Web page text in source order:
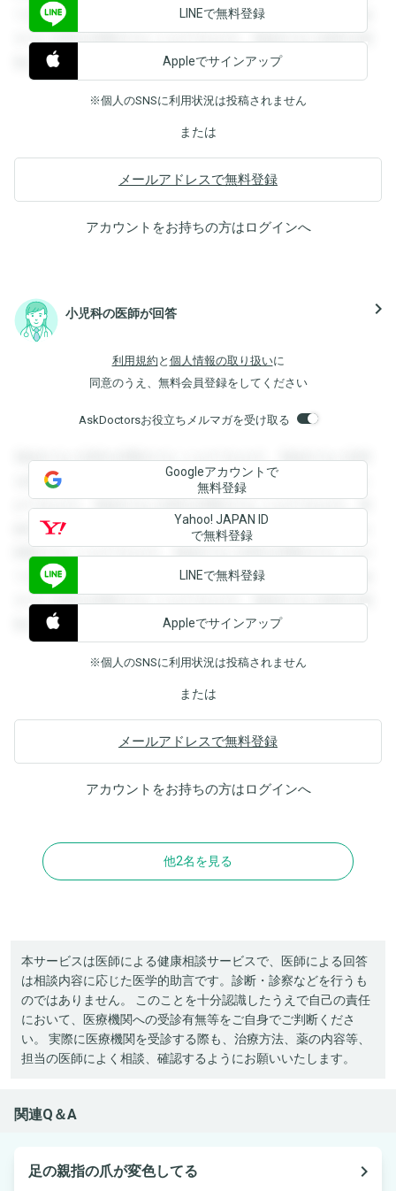
できます。登録すると回答を閲覧することができます。登録
すると回答を閲覧することができます。登録すると回答を閲
覧することができます。
LINEで無料登録
Appleでサインアップ
※個人のSNSに利用状況は投稿されません
または
メールアドレスで無料登録
アカウントをお持ちの方はログインへ
小児科の医師が回答 navigate_next
利用規約 と 個人情報の取り扱いに
同意のうえ、無料会員登録をしてください
AskDoctorsお役立ちメルマガを受け取る
登録すると回答を閲覧することができます。登録すると回答
を閲覧することができます。登録すると回答を閲覧すること
ができます。登録すると回答を閲覧することができます。登
録すると回答を閲覧することができます。登録すると回答を
閲覧することができます。登録すると回答を閲覧することが
できます。登録すると回答を閲覧することができます。登録
すると回答を閲覧することができます。登録すると回答を閲
覧することができます。
Googleアカウントで
無料登録
Yahoo! JAPAN ID
で無料登録
LINEで無料登録
Appleでサインアップ
※個人のSNSに利用状況は投稿されません
または
メールアドレスで無料登録
アカウントをお持ちの方はログインへ
他2名を見る
本サービスは医師による健康相談サービスで、医師による回答
は相談内容に応じた医学的助言です。診断・診察などを行うも
のではありません。 このことを十分認識したうえで自己の責任
において、医療機関への受診有無等をご自身でご判断くださ
い。 実際に医療機関を受診する際も、治療方法、薬の内容等、
担当の医師によく相談、確認するようにお願いいたします。
関連Q＆A
足の親指の爪が変色してる
navigate_next